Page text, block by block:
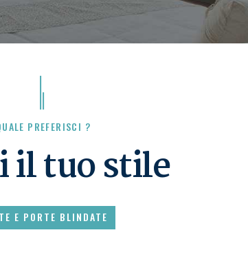
PREFERISCI ?
il tuo stile
E PORTE BLINDATE